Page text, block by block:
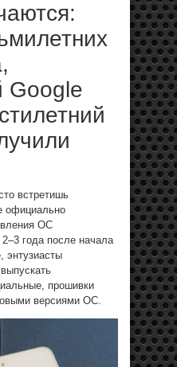
Google
встретишь
официально
ОС
года после начала
энтузиасты
прошивки
версиями ОС.